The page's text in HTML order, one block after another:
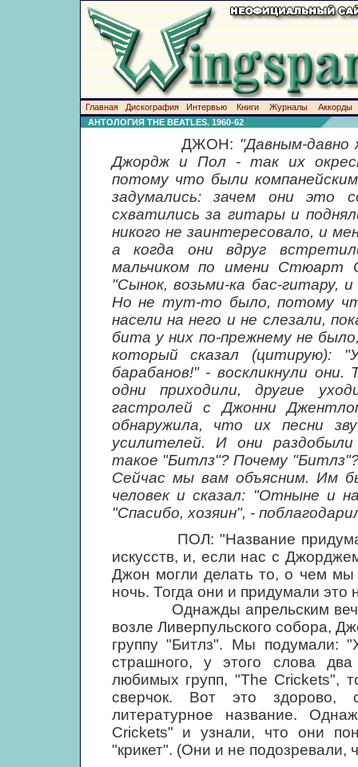
Главная Дискография Интервью Книги Журналы
Аккорды
АНТОЛОГИЯ THE BEATLES. 1960-62
ДЖОН: "Давным-давно
Джордж и Пол - так их
потому что были
задумались: зачем они это
схватились за гитары и
никого не заинтересовало, и
а когда они вдруг
мальчиком по имени Стюарт
"Сынок, возьми-ка бас-гитару,
Но не тут-то было, потому
насели на него и не слезали,
бита у них по-прежнему не
который сказал (цитирую):
барабанов!" - воскликнули
одни приходили, другие
гастролей с Джонни
обнаружила, что их песни
усилителей. И они
такое "Битлз"? Почему
Сейчас мы вам объясним. Им
человек и сказал: "Отныне и
"Спасибо, хозяин", -
ПОЛ: "Название придумали
искусств, и, если нас с
Джон могли делать то, о чем мы
ночь. Тогда они и придумали это
Однажды апрельским
возле Ливерпульского собора,
группу "Битлз". Мы подумали:
страшного, у этого слова
любимых групп, "The Crickets",
сверчок. Вот это здорово,
литературное название.
Crickets" и узнали, что они
"крикет". (Они и не подозревали,